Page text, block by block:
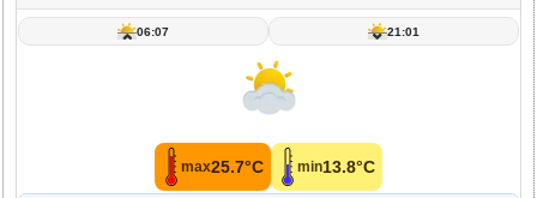
06:07 21:01
max25.7°C min13.8°C